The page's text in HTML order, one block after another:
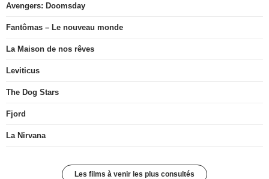
Avengers: Doomsday
Fantômas – Le nouveau monde
La Maison de nos rêves
Leviticus
The Dog Stars
Fjord
La Nirvana
Les films à venir les plus consultés